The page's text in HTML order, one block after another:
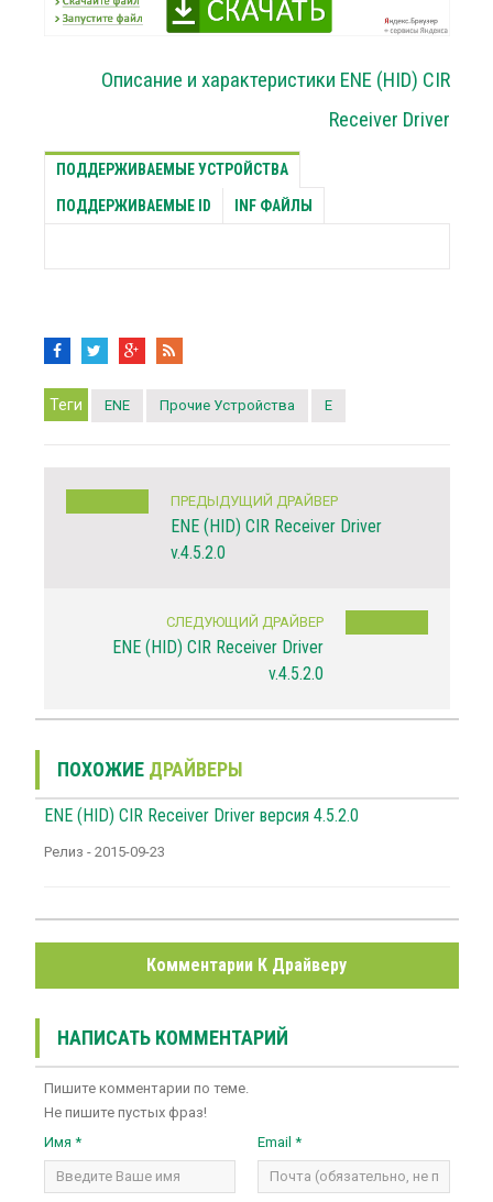
Описание и характеристики ENE (HID) CIR
Receiver Driver
ПОДДЕРЖИВАЕМЫЕ УСТРОЙСТВА
ПОДДЕРЖИВАЕМЫЕ ID INF ФАЙЛЫ
Теги ENE Прочие Устройства E
ПРЕДЫДУЩИЙ ДРАЙВЕР
ENE (HID) CIR Receiver Driver
v.4.5.2.0
СЛЕДУЮЩИЙ ДРАЙВЕР
ENE (HID) CIR Receiver Driver
v.4.5.2.0
ПОХОЖИЕ ДРАЙВЕРЫ
ENE (HID) CIR Receiver Driver версия 4.5.2.0
Релиз - 2015-09-23
Комментарии К Драйверу
НАПИСАТЬ КОММЕНТАРИЙ
Пишите комментарии по теме.
Не пишите пустых фраз!
Имя *
Email *